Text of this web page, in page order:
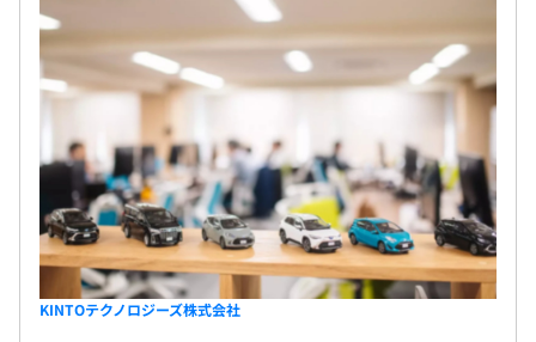
KINTOテクノロジーズ株式会社